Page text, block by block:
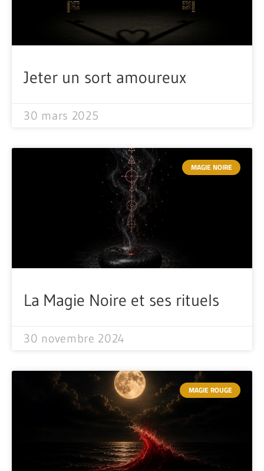
Jeter un sort amoureux
30 mars 2025
MAGIE NOIRE
La Magie Noire et ses rituels
30 novembre 2024
MAGIE ROUGE